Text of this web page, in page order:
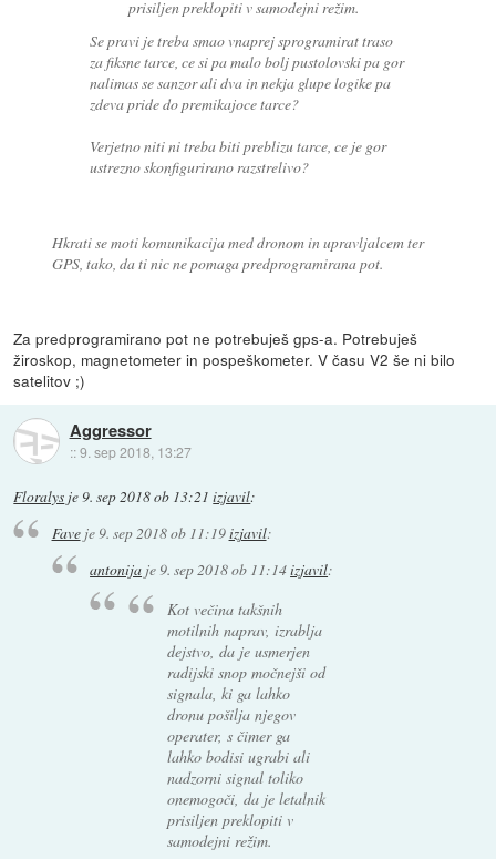
prisiljen preklopiti v samodejni režim.
Se pravi je treba smao vnaprej sprogramirat traso
za fiksne tarce, ce si pa malo bolj pustolovski pa gor
nalimas se sanzor ali dva in nekja glupe logike pa
zdeva pride do premikajoce tarce?
Verjetno niti ni treba biti preblizu tarce, ce je gor
ustrezno skonfigurirano razstrelivo?
Hkrati se moti komunikacija med dronom in upravljalcem ter
GPS, tako, da ti nic ne pomaga predprogramirana pot.
Za predprogramirano pot ne potrebuješ gps-a. Potrebuješ
žiroskop, magnetometer in pospeškometer. V času V2 še ni bilo
satelitov ;)
Aggressor
::9. sep 2018, 13:27
Floralys je9. sep 2018 ob 13:21 izjavil:
Faveje9. sep 2018 ob 11:19izjavil:
antonija je9. sep 2018 ob 11:14izjavil:
Kot večina takšnih
motilnih naprav, izrablja
dejstvo, da je usmerjen
radijski snop močnejši od
signala, ki ga lahko
dronu pošilja njegov
operater, s čimer ga
lahko bodisi ugrabi ali
nadzorni signal toliko
onemogoči, da je letalnik
prisiljen preklopiti v
samodejni režim.